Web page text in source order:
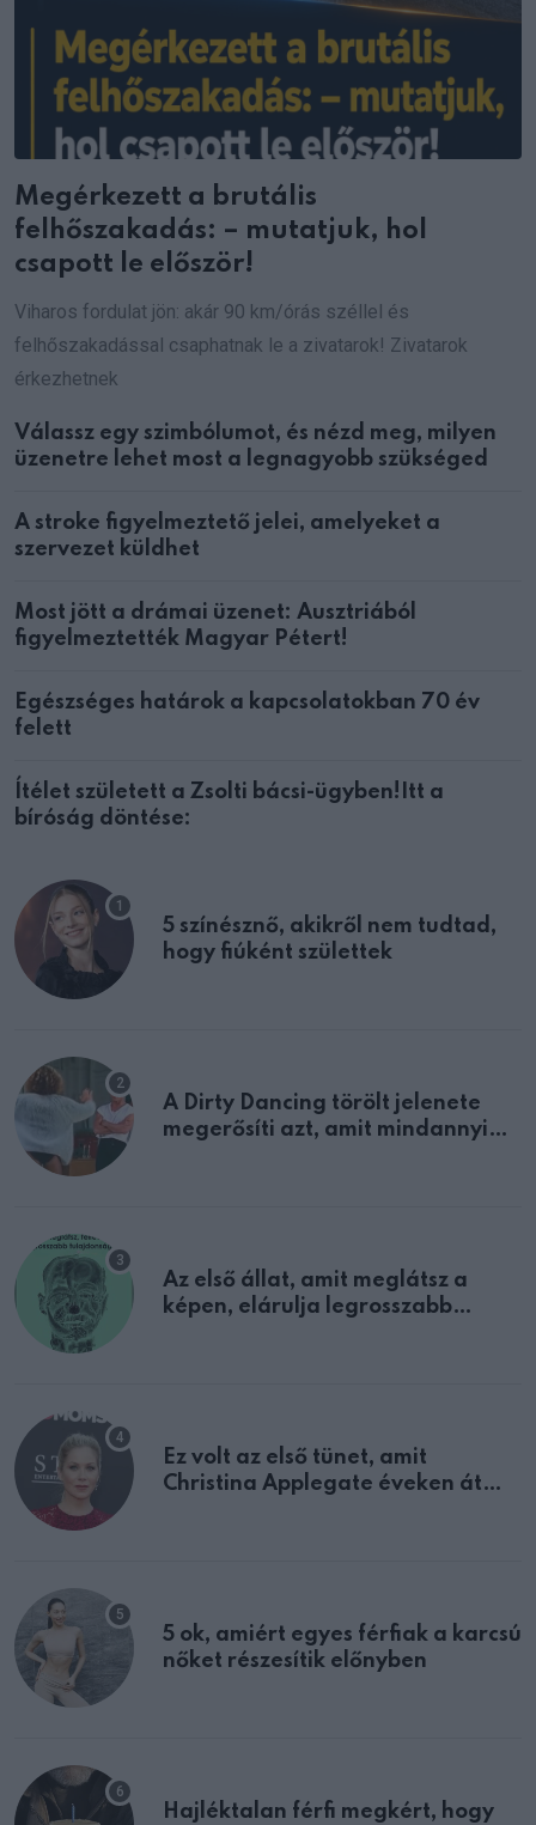
Megérkezett a brutális
felhőszakadás: – mutatjuk, hol
csapott le először!
Viharos fordulat jön: akár 90 km/órás széllel és
felhőszakadással csaphatnak le a zivatarok! Zivatarok
érkezhetnek
Válassz egy szimbólumot, és nézd meg, milyen
üzenetre lehet most a legnagyobb szükséged
A stroke figyelmeztető jelei, amelyeket a
szervezet küldhet
Most jött a drámai üzenet: Ausztriából
figyelmeztették Magyar Pétert!
Egészséges határok a kapcsolatokban 70 év
felett
Ítélet született a Zsolti bácsi-ügyben!Itt a
bíróság döntése:
5 színésznő, akikről nem tudtad,
hogy fiúként születtek
A Dirty Dancing törölt jelenete
megerősíti azt, amit mindannyian
Az első állat, amit meglátsz a
képen, elárulja legrosszabb
Ez volt az első tünet, amit
Christina Applegate éveken át
5 ok, amiért egyes férfiak a karcsú
nőket részesítik előnyben
Hajléktalan férfi megkért, hogy